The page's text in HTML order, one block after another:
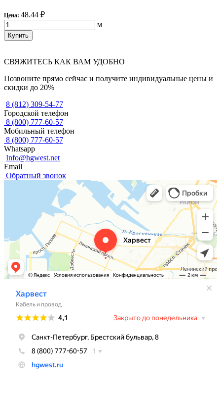
Цена: 48.44 ₽
м
Купить
СВЯЖИТЕСЬ КАК ВАМ УДОБНО
Позвоните прямо сейчас и получите индивидуальные цены и
скидки до 20%
8 (812) 309-54-77
Городской телефон
8 (800) 777-60-57
Мобильный телефон
8 (800) 777-60-57
Whatsapp
Info@hgwest.net
Email
Обратный звонок